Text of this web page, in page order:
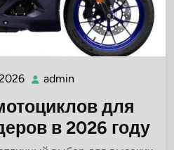
16.03.2026
admin
для
в 2026 году